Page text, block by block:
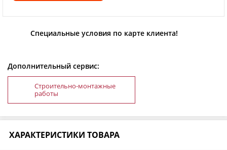
Специальные условия по карте клиента!
Дополнительный сервис:
Строительно-монтажные
работы
ХАРАКТЕРИСТИКИ ТОВАРА